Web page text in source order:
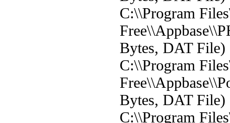
C:\\Program
Bytes, DAT File)
C:\\Program
Bytes, DAT File)
C:\\Program